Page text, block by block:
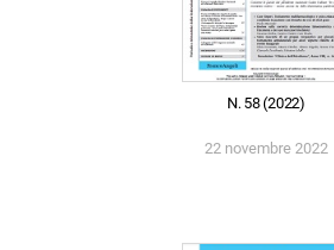
N. 58 (2022)
22 novembre 2022